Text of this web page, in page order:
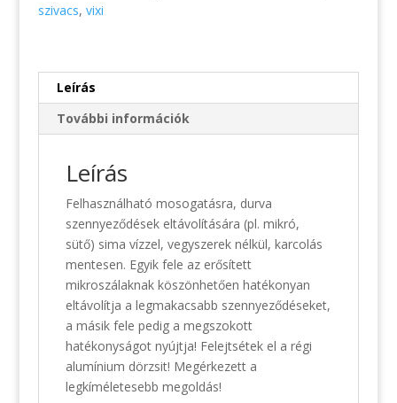
szivacs, vixi
Leírás
További információk
Leírás
Felhasználható mosogatásra, durva
szennyeződések eltávolítására (pl. mikró,
sütő) sima vízzel, vegyszerek nélkül, karcolás
mentesen. Egyik fele az erősített
mikroszálaknak köszönhetően hatékonyan
eltávolítja a legmakacsabb szennyeződéseket,
a másik fele pedig a megszokott
hatékonyságot nyújtja! Felejtsétek el a régi
alumínium dörzsit! Megérkezett a
legkíméletesebb megoldás!